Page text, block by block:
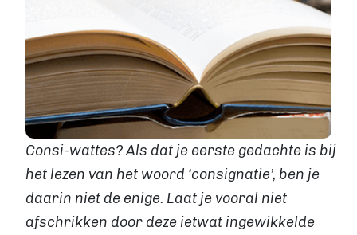
Levertijden
Boek uitgeven
ALGEMEEN
Boek uitgeven
ISBN aanvragen
Boek distributie
VIA BOEKHANDELS
Boek uitgeven via Bol.com
Boek uitgeven via Centraal Boekhuis
Consi-wattes? Als dat je eerste gedachte is bij
het lezen van het woord ‘consignatie’, ben je
daarin niet de enige. Laat je vooral niet
afschrikken door deze ietwat ingewikkelde